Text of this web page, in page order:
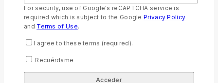
Valoramos todos los diferentes medios que nos
permiten distribuir la Biblia.
Valoramos la asequibilidad de las Escrituras para todos.
servirse entre sí, sirviendo juntos a las iglesias con el
Valoramos las relaciones abiertas, la
recursos dados por Dios.
For security, use of Google's reCAPTCHA service is
required which is subject to the GooglePrivacy Policy
and Terms of Use.
I agree to these terms (required).
Recuérdame